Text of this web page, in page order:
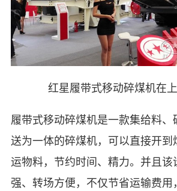
红星履带式移动碎煤机在
履带式移动碎煤机是一款集给料、
送为一体的碎煤机，可以直接开到
运物料，节约时间、精力。并且该
强、转场方便，不仅节省运输费用